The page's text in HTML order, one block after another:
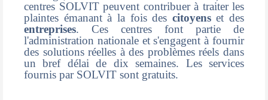
centres SOLVIT peuvent contribuer à traiter les
plaintes émanant à la fois des citoyenset des
entreprises. Ces centres font partie de
l'administration nationale et s'engagent à fournir
des solutions réelles à des problèmes réels dans
un bref délai de dix semaines. Les services
fournis par SOLVIT sont gratuits.